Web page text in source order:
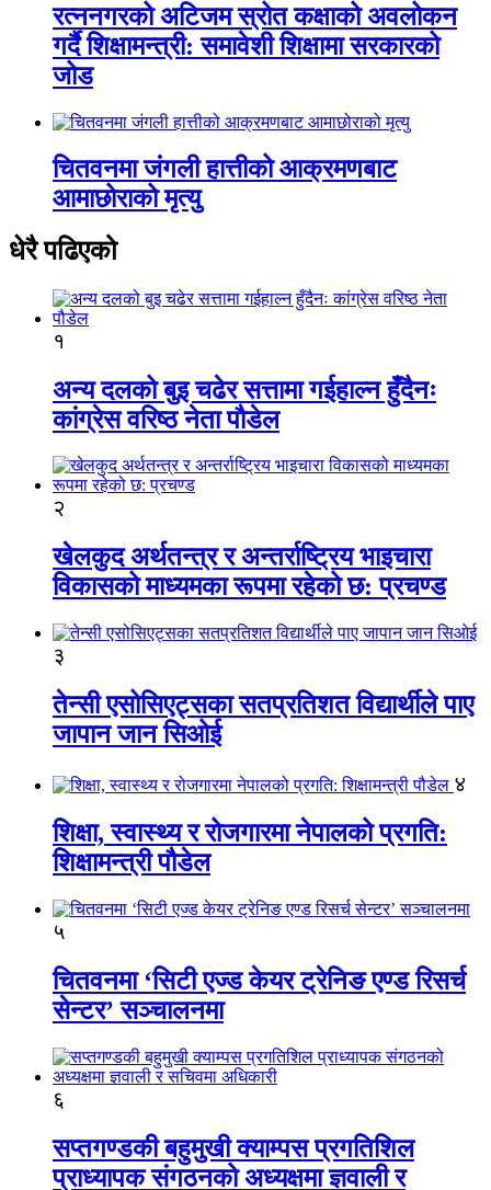
रत्ननगरको अटिजम स्रोत कक्षाको अवलोकन
गर्दै शिक्षामन्त्री: समावेशी शिक्षामा सरकारको
जोड
चितवनमा जंगली हात्तीको आक्रमणबाट
आमाछोराको मृत्यु
धेरै पढिएको
१
अन्य दलको बुइ चढेर सत्तामा गईहाल्न हुँदैनः
कांग्रेस वरिष्ठ नेता पौडेल
२
खेलकुद अर्थतन्त्र र अन्तर्राष्ट्रिय भाइचारा
विकासको माध्यमका रूपमा रहेको छ: प्रचण्ड
३
तेन्सी एसोसिएट्सका सतप्रतिशत विद्यार्थीले पाए
जापान जान सिओई
४
शिक्षा, स्वास्थ्य र रोजगारमा नेपालको प्रगति:
शिक्षामन्त्री पौडेल
५
चितवनमा ‘सिटी एज्ड केयर ट्रेनिङ एण्ड रिसर्च
सेन्टर’ सञ्चालनमा
६
सप्तगण्डकी बहुमुखी क्याम्पस प्रगतिशिल
प्राध्यापक संगठनको अध्यक्षमा ज्ञवाली र